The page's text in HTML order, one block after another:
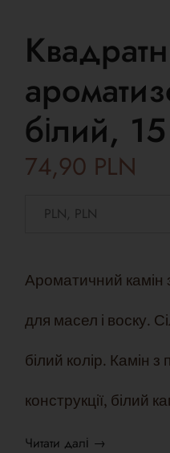
білий,
74,90 PLN
Ароматичний камін
для масел і воску.
білий колір. Камін
конструкції, білий
Читати далі →